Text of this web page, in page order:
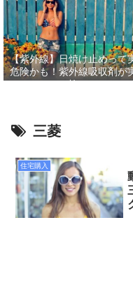
【紫外線】日焼け止めって
危険かも！紫外線吸収剤が
怖い
三菱
住宅購入